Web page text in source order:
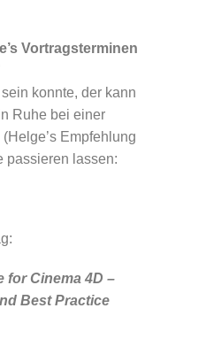
Vortragsterminen
konnte, der kann
Ruhe bei einer
Empfehlung
passieren lassen:
for Cinema 4D –
Best Practice